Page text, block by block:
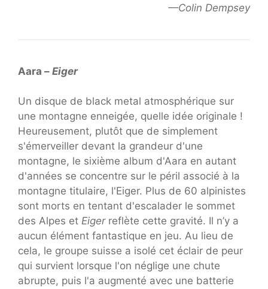
—Colin Dempsey
Aara – Eiger
Un disque de black metal atmosphérique sur
une montagne enneigée, quelle idée originale !
Heureusement, plutôt que de simplement
s'émerveiller devant la grandeur d'une
montagne, le sixième album d'Aara en autant
d'années se concentre sur le péril associé à la
montagne titulaire, l'Eiger. Plus de 60 alpinistes
sont morts en tentant d'escalader le sommet
des Alpes et Eigerreflète cette gravité. Il n’y a
aucun élément fantastique en jeu. Au lieu de
cela, le groupe suisse a isolé cet éclair de peur
qui survient lorsque l'on néglige une chute
abrupte, puis l'a augmenté avec une batterie